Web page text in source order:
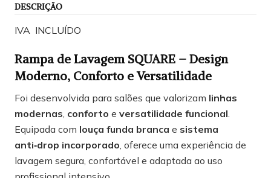
DESCRIÇÃO
IVA INCLUÍDO
Rampa de Lavagem SQUARE – Design
Moderno, Conforto e Versatilidade
Foi desenvolvida para salões que valorizam linhas
modernas conforto e versatilidade funcional
Equipada com louça funda branca e sistema
anti‑drop incorporado , oferece uma experiência de
lavagem segura, confortável e adaptada ao uso